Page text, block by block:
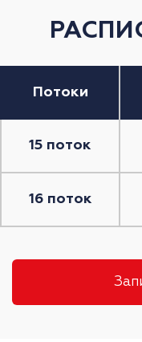
Потоки
15 поток
16 поток